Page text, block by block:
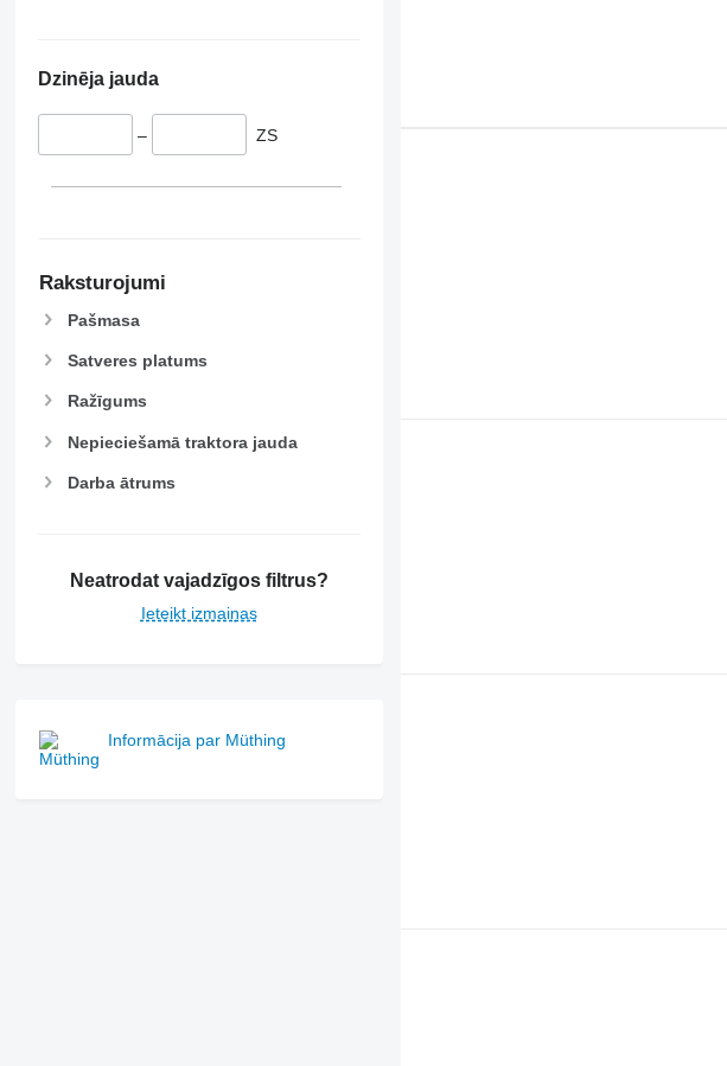
Dzinēja jauda
– ZS
Raksturojumi
Pašmasa
Satveres platums
Ražīgums
Nepieciešamā traktora jauda
Darba ātrums
Neatrodat vajadzīgos filtrus?
Ieteikt izmaiņas
Informācija par Müthing